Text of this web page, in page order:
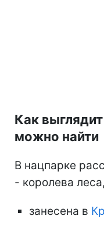
Как
можно найти
В нацпарке
- королева
занесена в